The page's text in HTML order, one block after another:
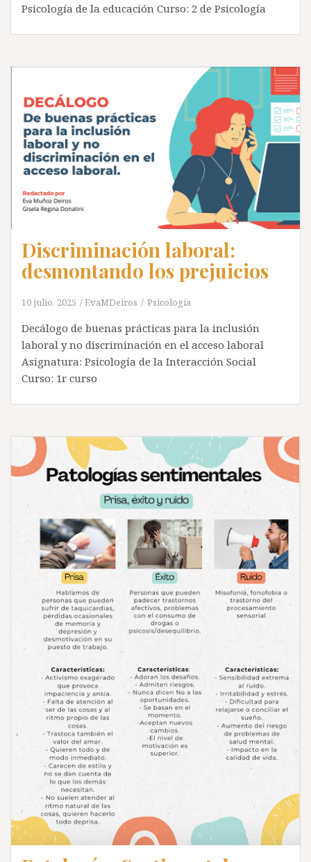
Psicología de la educación Curso: 2 de Psicología
Discriminación laboral:
desmontando los prejuicios
10 julio, 2025 EvaMDeiros Psicología
Decálogo de buenas prácticas para la inclusión
laboral y no discriminación en el acceso laboral
Asignatura: Psicología de la Interacción Social
Curso: 1r curso